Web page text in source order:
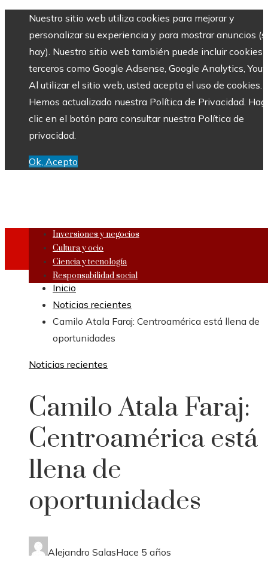
Nuestro sitio web utiliza cookies para mejorar y
personalizar su experiencia y para mostrar anuncios
hay). Nuestro sitio web también puede incluir cookies
terceros como Google Adsense, Google Analytics,
Al utilizar el sitio web, usted acepta el uso de cookies.
Hemos actualizado nuestra Política de Privacidad.
clic en el botón para consultar nuestra Política de
privacidad.
Ok, Acepto
Inversiones y negocios
Cultura y ocio
Ciencia y tecnología
Responsabilidad social
Inicio
Noticias recientes
Camilo Atala Faraj: Centroamérica está llena de
oportunidades
Noticias recientes
Camilo Atala Faraj:
Centroamérica está
llena de
oportunidades
Alejandro SalasHace 5 años